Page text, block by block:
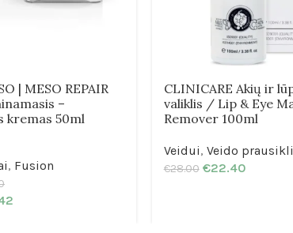
| MESO REPAIR
–
kremas 50ml
, Fusion
CLINICARE Akių ir
valiklis / Lip & Eye
Remover 100ml
Veidui, Veido
€28.00 €22.40